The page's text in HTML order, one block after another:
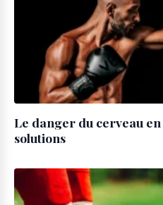
Le danger du cerveau en
solutions